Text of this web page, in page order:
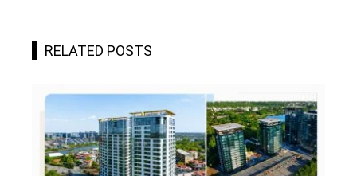
RELATED POSTS